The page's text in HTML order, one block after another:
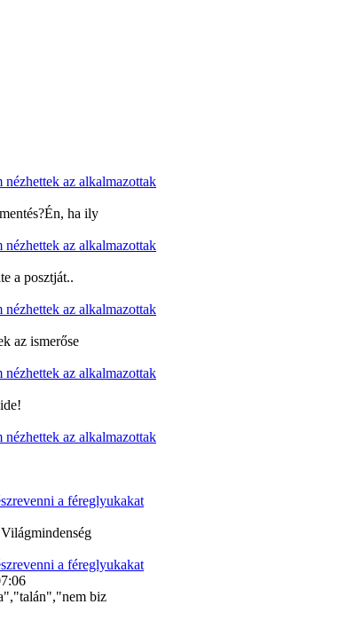
az alkalmazottak
ha ily
az alkalmazottak
a posztját..
az alkalmazottak
az ismerőse
az alkalmazottak
az alkalmazottak
a féreglyukakat
a féreglyukakat
biz